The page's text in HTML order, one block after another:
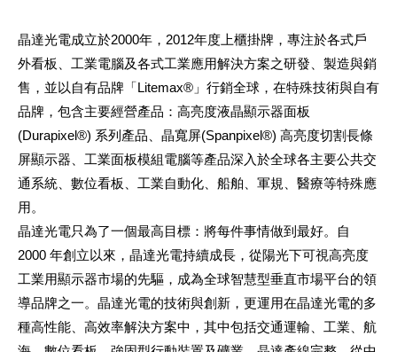
晶達光電成立於2000年，2012年度上櫃掛牌，專注於各式戶
外看板、工業電腦及各式工業應用解決方案之研發、製造與銷
售，並以自有品牌「Litemax®」行銷全球，在特殊技術與自有
品牌，包含主要經營產品：高亮度液晶顯示器面板
(Durapixel®) 系列產品、晶寬屏(Spanpixel®) 高亮度切割長條
屏顯示器、工業面板模組電腦等產品深入於全球各主要公共交
通系統、數位看板、工業自動化、船舶、軍規、醫療等特殊應
用。
晶達光電只為了一個最高目標：將每件事情做到最好。自
2000 年創立以來，晶達光電持續成長，從陽光下可視高亮度
工業用顯示器市場的先驅，成為全球智慧型垂直市場平台的領
導品牌之一。晶達光電的技術與創新，更運用在晶達光電的多
種高性能、高效率解決方案中，其中包括交通運輸、工業、航